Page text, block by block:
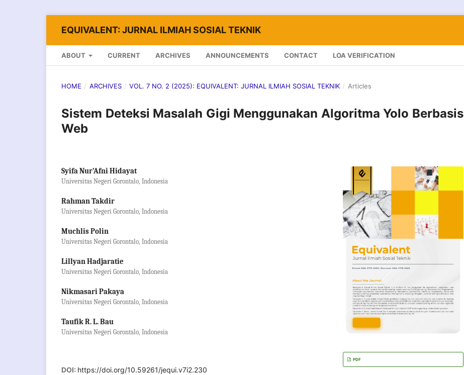
EQUIVALENT: JURNAL ILMIAH SOSIAL TEKNIK
ABOUT CURRENT ARCHIVES ANNOUNCEMENTS CONTACT LOA VERIFICATION
HOME / ARCHIVES / VOL. 7 NO. 2 (2025): EQUIVALENT: JURNAL ILMIAH SOSIAL TEKNIK / Articles
Sistem Deteksi Masalah Gigi Menggunakan Algoritma Yolo Berbasis
Web
Syifa Nur’Afni Hidayat
Universitas Negeri Gorontalo, Indonesia
Rahman Takdir
Universitas Negeri Gorontalo, Indonesia
Muchlis Polin
Universitas Negeri Gorontalo, Indonesia
Lillyan Hadjaratie
Universitas Negeri Gorontalo, Indonesia
Nikmasari Pakaya
Universitas Negeri Gorontalo, Indonesia
Taufik R. L. Bau
Universitas Negeri Gorontalo, Indonesia
DOI: https://doi.org/10.59261/jequi.v7i2.230
PDF